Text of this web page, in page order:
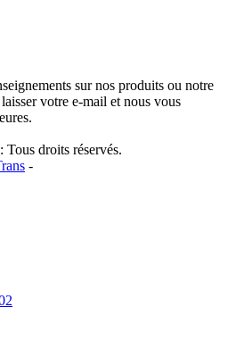
sur nos produits ou notre
votre e-mail et nous vous
droits réservés.
-